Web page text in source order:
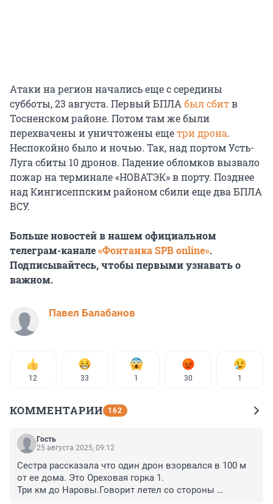
Атаки на регион начались еще с середины
субботы, 23 августа. Первый БПЛА был сбитв
Тосненском районе. Потом там же были
перехвачены и уничтожены ещетри дрона.
Неспокойно было и ночью. Так, над портом Усть-
Луга сбиты 10 дронов. Падение обломков вызвало
пожар на терминале «НОВАТЭК» в порту. Позднее
над Кингисеппским районом сбили еще два БПЛА
ВСУ.
Больше новостей в нашем официальном
телеграм-канале«Фонтанка SPB online».
Подписывайтесь, чтобы первыми узнавать о
важном.
Павел Балабанов
12 33 1 30 1
КОММЕНТАРИИ 162
Гость
25 августа 2025, 09:12
Сестра рассказала что один дрон взорвался в 100 м
от ее дома. Это Ореховая горка 1.
Три км до Наровы.Говорит летел со стороны